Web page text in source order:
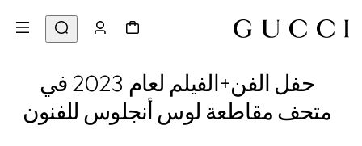
حفل الفن+الفيلم لعام 2023 في
متحف مقاطعة لوس أنجلوس للفنون